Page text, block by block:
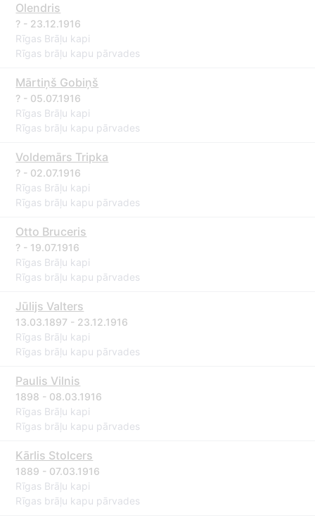
Olendris
? - 23.12.1916
Rīgas Brāļu kapi
Rīgas brāļu kapu pārvades
Mārtiņš Gobiņš
? - 05.07.1916
Rīgas Brāļu kapi
Rīgas brāļu kapu pārvades
Voldemārs Tripka
? - 02.07.1916
Rīgas Brāļu kapi
Rīgas brāļu kapu pārvades
Otto Bruceris
? - 19.07.1916
Rīgas Brāļu kapi
Rīgas brāļu kapu pārvades
Jūlijs Valters
13.03.1897 - 23.12.1916
Rīgas Brāļu kapi
Rīgas brāļu kapu pārvades
Paulis Vilnis
1898 - 08.03.1916
Rīgas Brāļu kapi
Rīgas brāļu kapu pārvades
Kārlis Stolcers
1889 - 07.03.1916
Rīgas Brāļu kapi
Rīgas brāļu kapu pārvades